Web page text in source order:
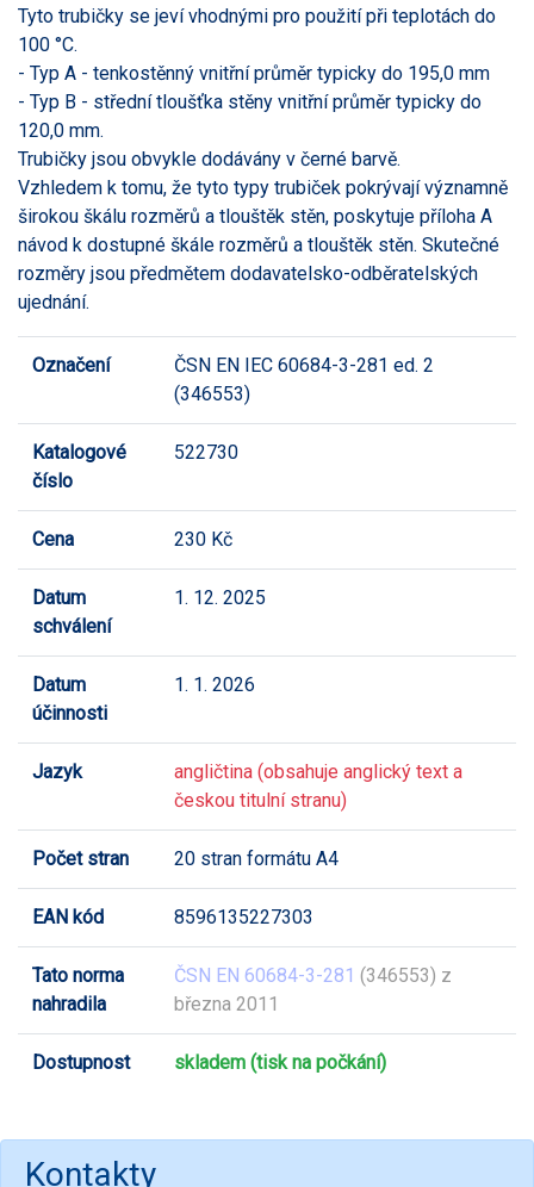
Tyto trubičky se jeví vhodnými pro použití při teplotách do
100 °C.
- Typ A - tenkostěnný vnitřní průměr typicky do 195,0 mm
- Typ B - střední tloušťka stěny vnitřní průměr typicky do
120,0 mm.
Trubičky jsou obvykle dodávány v černé barvě.
Vzhledem k tomu, že tyto typy trubiček pokrývají významně
širokou škálu rozměrů a tlouštěk stěn, poskytuje příloha A
návod k dostupné škále rozměrů a tlouštěk stěn. Skutečné
rozměry jsou předmětem dodavatelsko-odběratelských
ujednání.
Označení
ČSN EN IEC 60684-3-281 ed. 2
(346553)
Katalogové
číslo
522730
Cena 230 Kč
Datum
schválení
1. 12. 2025
Datum
účinnosti
1. 1. 2026
Jazyk
angličtina (obsahuje anglický text a
českou titulní stranu)
Počet stran 20 stran formátu A4
EAN kód 8596135227303
Tato norma
nahradila
ČSN EN 60684-3-281 (346553) z
března 2011
Dostupnost skladem (tisk na počkání)
Kontakty